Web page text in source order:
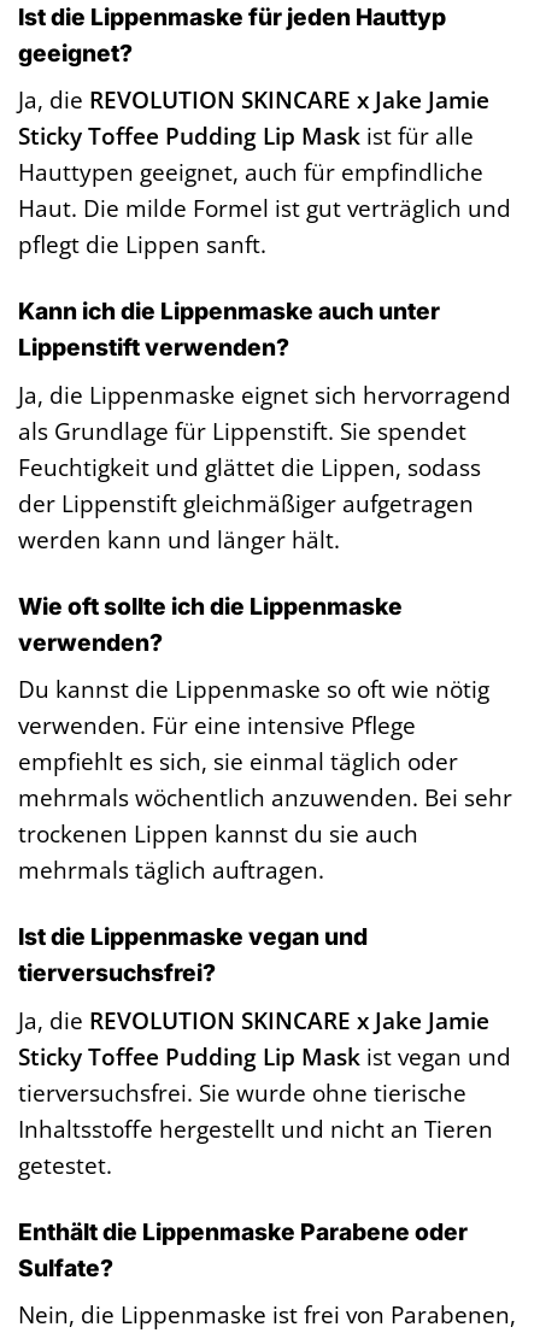
Ist die Lippenmaske für jeden Hauttyp
geeignet?
Ja, die REVOLUTION SKINCARE x Jake Jamie
Sticky Toffee Pudding Lip Mask ist für alle
Hauttypen geeignet, auch für empfindliche
Haut. Die milde Formel ist gut verträglich und
pflegt die Lippen sanft.
Kann ich die Lippenmaske auch unter
Lippenstift verwenden?
Ja, die Lippenmaske eignet sich hervorragend
als Grundlage für Lippenstift. Sie spendet
Feuchtigkeit und glättet die Lippen, sodass
der Lippenstift gleichmäßiger aufgetragen
werden kann und länger hält.
Wie oft sollte ich die Lippenmaske
verwenden?
Du kannst die Lippenmaske so oft wie nötig
verwenden. Für eine intensive Pflege
empfiehlt es sich, sie einmal täglich oder
mehrmals wöchentlich anzuwenden. Bei sehr
trockenen Lippen kannst du sie auch
mehrmals täglich auftragen.
Ist die Lippenmaske vegan und
tierversuchsfrei?
Ja, die REVOLUTION SKINCARE x Jake Jamie
Sticky Toffee Pudding Lip Mask ist vegan und
tierversuchsfrei. Sie wurde ohne tierische
Inhaltsstoffe hergestellt und nicht an Tieren
getestet.
Enthält die Lippenmaske Parabene oder
Sulfate?
Nein, die Lippenmaske ist frei von Parabenen,